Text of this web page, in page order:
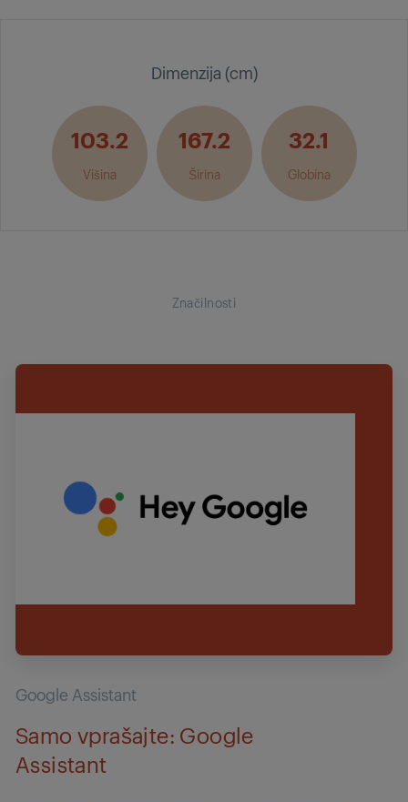
Dimenzija (cm)
103.2
Višina
167.2
Širina
32.1
Globina
Značilnosti
Google Assistant
Samo vprašajte: Google
Assistant